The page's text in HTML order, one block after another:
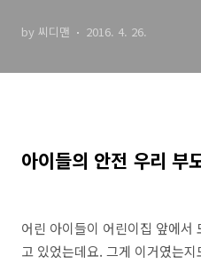
by 씨디맨 2016. 4. 26.
아이들의 안전 우리 부
어린 아이들이 어린이집 앞에서
고 있었는데요. 그게 이거였는